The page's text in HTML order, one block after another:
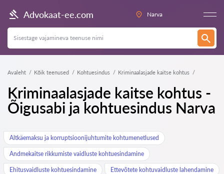
Advokaat-ee.com Narva
Avaleht Kõik teenused Kohtuesindus Kriminaalasjade kaitse kohtus
Kriminaalasjade kaitse kohtus -
Õigusabi ja kohtuesindus Narva
Altkäemaksu ja korruptsioonijuhtumite kohtumenetlused
Andmekaitse rikkumiste vaidluste kohtuesindamine
Ehitusvaidluste kohtuesindamine Ettevõtete kohtuvaidluste lahendamine